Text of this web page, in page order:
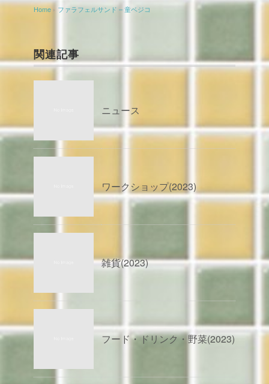
Home › ファラフェルサンド – 童ベジコ
関連記事
ニュース
ワークショップ(2023)
雑貨(2023)
フード・ドリンク・野菜(2023)